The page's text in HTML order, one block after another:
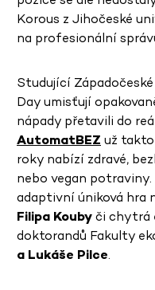
Korous z Jihočeské
na profesionální
Studující
Day umisťují
nápady přetavili do
AutomatBEZ už takto
roky nabízí zdravé,
nebo vegan
adaptivní úniková hra
Filipa Koubyči chytrá
doktorandů Fakulty
a Lukáše Pilce.